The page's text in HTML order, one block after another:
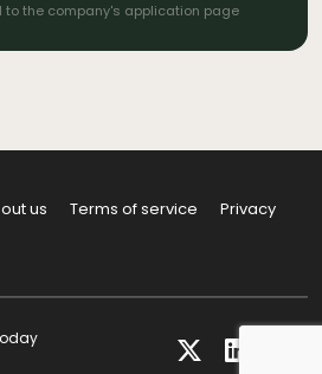
to the company's application page
us Terms of service
Privacy